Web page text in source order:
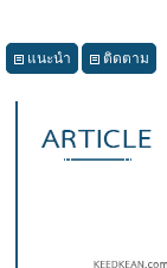
แนะนำ ติดตาม